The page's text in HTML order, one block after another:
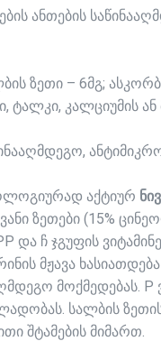
ანთების
ზეთი – 6მგ;
კალციუმის ან
აქტიურ
ზეთები (15%
ჩ ჯგუფის
მჟავა
მოქმედებას. P
სალბის
შტამების მიმართ.